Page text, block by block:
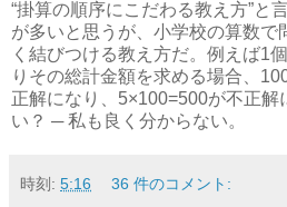
“掛算の順序にこだわる教え方”と
が多いと思うが、小学校の算数で
く結びつける教え方だ。例えば1
りその総計金額を求める場合、
正解になり、5×100=500が不正解
い？ ─ 私も良く分からない。
時刻: 5:16 36 件のコメント: